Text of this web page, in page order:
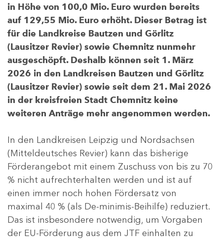
in Höhe von 100,0 Mio. Euro wurden bereits
auf 129,55 Mio. Euro erhöht. Dieser Betrag ist
für die Landkreise Bautzen und Görlitz
(Lausitzer Revier) sowie Chemnitz nunmehr
ausgeschöpft. Deshalb können seit 1. März
2026 in den Landkreisen Bautzen und Görlitz
(Lausitzer Revier) sowie seit dem 21. Mai 2026
in der kreisfreien Stadt Chemnitz keine
weiteren Anträge mehr angenommen werden.
In den Landkreisen Leipzig und Nordsachsen
(Mitteldeutsches Revier) kann das bisherige
Förderangebot mit einem Zuschuss von bis zu 70
% nicht aufrechterhalten werden und ist auf
einen immer noch hohen Fördersatz von
maximal 40 % (als De-minimis-Beihilfe) reduziert.
Das ist insbesondere notwendig, um Vorgaben
der EU-Förderung aus dem JTF einhalten zu